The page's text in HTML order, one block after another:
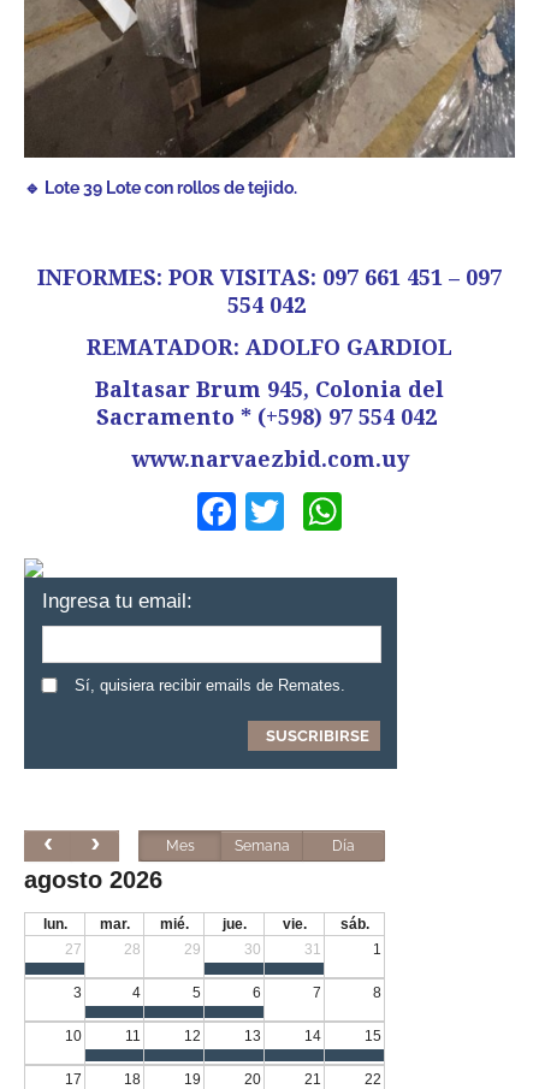
🔹 Lote 39 Lote con rollos de tejido.
INFORMES: POR VISITAS: 097 661 451 – 097
554 042
REMATADOR: ADOLFO GARDIOL
Baltasar Brum 945, Colonia del
Sacramento * (+598) 97 554 042
www.narvaezbid.com.uy
Facebook
Twitter
Ingresa tu email:
Sí, quisiera recibir emails de Remates.
Mes Semana Día
agosto 2026
lun. mar. mié. jue. vie.
sáb.
27
28 29 30 31 1
3 4 5 6 7 8
10 11 12 13 14 15
17 18 19 20 21 22